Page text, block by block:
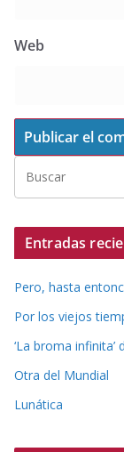
Web
Entradas
Pero, hasta
Por los viejos
‘La broma
Otra del Mundial
Lunática